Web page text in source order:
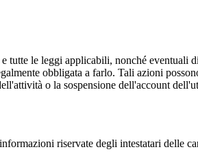
tutte le leggi applicabili, nonché eventuali
obbligata a farlo. Tali azioni
o la sospensione dell'account
riservate degli intestatari delle